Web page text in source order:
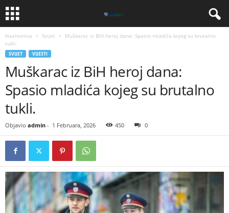
Naslovnica Svijet
​Muškarac iz BiH heroj dana: Spasio mladića kojeg su brutalno
tukli.
SVIJET VIJESTI
​Muškarac iz BiH heroj dana:
Spasio mladića kojeg su brutalno
tukli.
Objavio admin - 1 Februara, 2026 450 0